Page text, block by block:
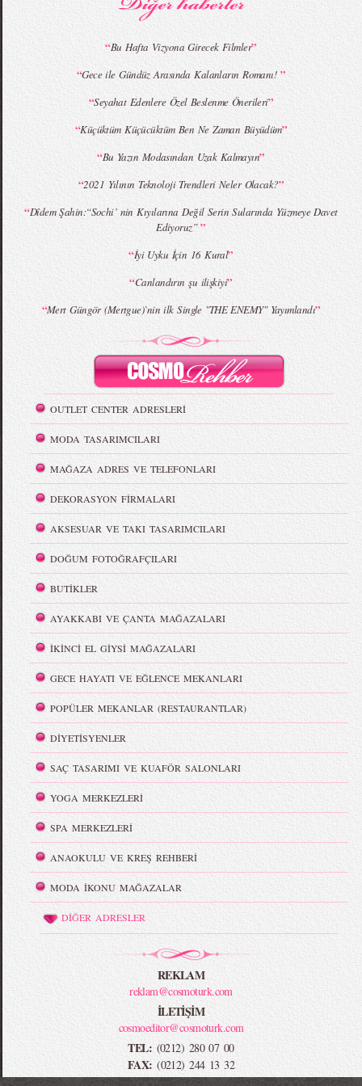
MBFWI - Giray Sepin 2015 Yaz Koleksiyonu MBFWI - Burçe Bekrek 2015 Yaz Koleksiyonu
“Bu Hafta Vizyona Girecek Filmler”
“Gece ile Gündüz Arasında Kalanların Romanı! ”
“Seyahat Edenlere Özel Beslenme Önerileri”
“Küçüktüm Küçücüktüm Ben Ne Zaman Büyüdüm”
“Bu Yazın Modasından Uzak Kalmayın”
“2021 Yılının Teknoloji Trendleri Neler Olacak?”
“Dîdem Şahin:“Sochi’ nin Kıyılarına Değil Serin Sularında Yüzmeye Davet
Ediyoruz””
“İyi Uyku İçin 16 Kural”
“Canlandırın şu ilişkiyi”
“Mert Güngör (Mertgue)`nin ilk Single "THE ENEMY" Yayımlandı”
OUTLET CENTER ADRESLERİ
MODA TASARIMCILARI
MAĞAZA ADRES VE TELEFONLARI
DEKORASYON FİRMALARI
AKSESUAR VE TAKI TASARIMCILARI
DOĞUM FOTOĞRAFÇILARI
BUTİKLER
AYAKKABI VE ÇANTA MAĞAZALARI
İKİNCİ EL GİYSİ MAĞAZALARI
GECE HAYATI VE EĞLENCE MEKANLARI
POPÜLER MEKANLAR (RESTAURANTLAR)
DİYETİSYENLER
SAÇ TASARIMI VE KUAFÖR SALONLARI
YOGA MERKEZLERİ
SPA MERKEZLERİ
ANAOKULU VE KREŞ REHBERİ
MODA İKONU MAĞAZALAR
DİĞER ADRESLER
REKLAM
reklam@cosmoturk.com
İLETİŞİM
cosmoeditor@cosmoturk.com
TEL: (0212) 280 07 00
FAX: (0212) 244 13 32